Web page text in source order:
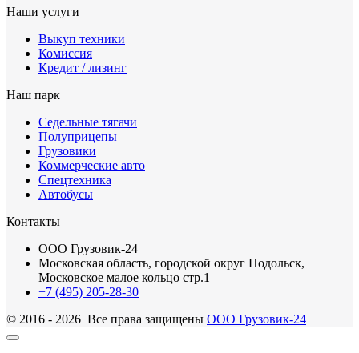
Наши услуги
Выкуп техники
Комиссия
Кредит / лизинг
Наш парк
Седельные тягачи
Полуприцепы
Грузовики
Коммерческие авто
Спецтехника
Автобусы
Контакты
ООО Грузовик-24
Московская область, городской округ Подольск,
Московское малое кольцо стр.1
+7 (495) 205-28-30
© 2016 - 2026 Все права защищены ООО Грузовик-24